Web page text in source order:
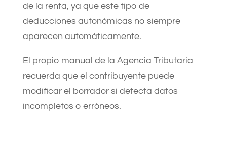
de la renta, ya que este tipo de
deducciones autonómicas no siempre
aparecen automáticamente.
El propio manual de la Agencia Tributaria
recuerda que el contribuyente puede
modificar el borrador si detecta datos
incompletos o erróneos.